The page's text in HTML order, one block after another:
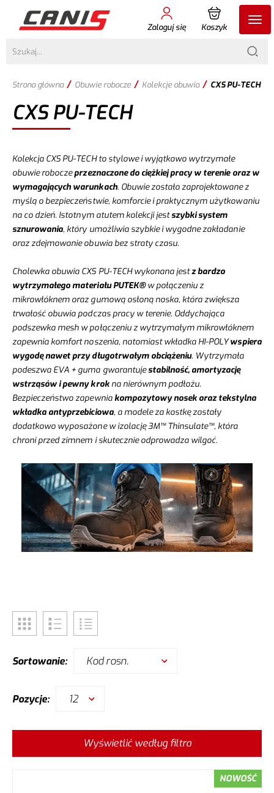
Zaloguj się Koszyk
Strona główna / Obuwie robocze / Kolekcje obuwia / CXS PU-TECH
CXS PU-TECH
Kolekcja CXS PU-TECH to stylowe i wyjątkowo wytrzymałe
obuwie roboczeprzeznaczone do ciężkiej pracy w terenie oraz w
wymagających warunkach. Obuwie zostało zaprojektowane z
myślą o bezpieczeństwie, komforcie i praktycznym użytkowaniu
na co dzień. Istotnym atutem kolekcji jestszybki system
sznurowania, który umożliwia szybkie i wygodne zakładanie
oraz zdejmowanie obuwia bez straty czasu.
Cholewka obuwia CXS PU-TECH wykonana jestz bardzo
wytrzymałego materiału PUTEK®w połączeniu z
mikrowłóknem oraz gumową osłoną noska, która zwiększa
trwałość obuwia podczas pracy w terenie. Oddychająca
podszewka mesh w połączeniu z wytrzymałym mikrowłóknem
zapewnia komfort noszenia, natomiast wkładka HI-POLYwspiera
wygodę nawet przy długotrwałym obciążeniu. Wytrzymała
podeszwa EVA + guma gwarantujestabilność, amortyzację
wstrząsów i pewny krokna nierównym podłożu.
Bezpieczeństwo zapewniakompozytowy nosek oraz tekstylna
wkładka antyprzebiciowa, a modele za kostkę zostały
dodatkowo wyposażone w izolację 3M™ Thinsulate™, która
chroni przed zimnem i skutecznie odprowadza wilgoć.
Sortowanie: Kod rosn.
Pozycje: 12
Wyświetlić według filtra
NOWOŚĆ